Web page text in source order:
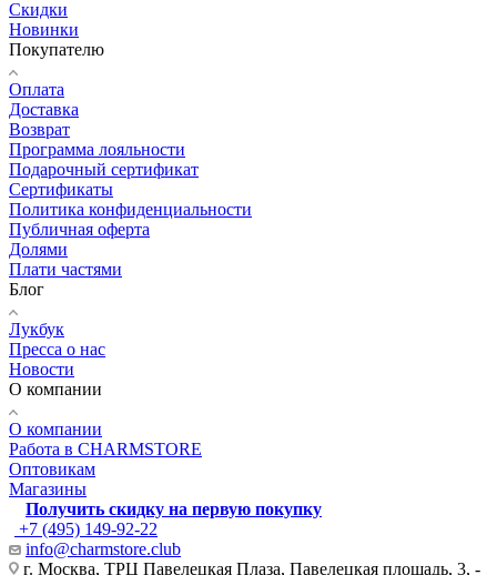
Скидки
Новинки
Покупателю
Оплата
Доставка
Возврат
Программа лояльности
Подарочный сертификат
Сертификаты
Политика конфиденциальности
Публичная оферта
Долями
Плати частями
Блог
Лукбук
Пресса о нас
Новости
О компании
О компании
Работа в CHARMSTORE
Оптовикам
Магазины
Получить скидку на первую покупку
+7 (495) 149-92-22
info@charmstore.club
г. Москва, ТРЦ Павелецкая Плаза, Павелецкая площадь, 3, -